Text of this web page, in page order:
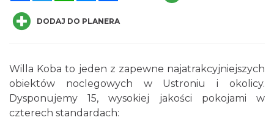
DODAJ DO PLANERA
Willa Koba to jeden z zapewne najatrakcyjniejszych
obiektów noclegowych w Ustroniu i okolicy.
Dysponujemy 15, wysokiej jakości pokojami w
czterech standardach: